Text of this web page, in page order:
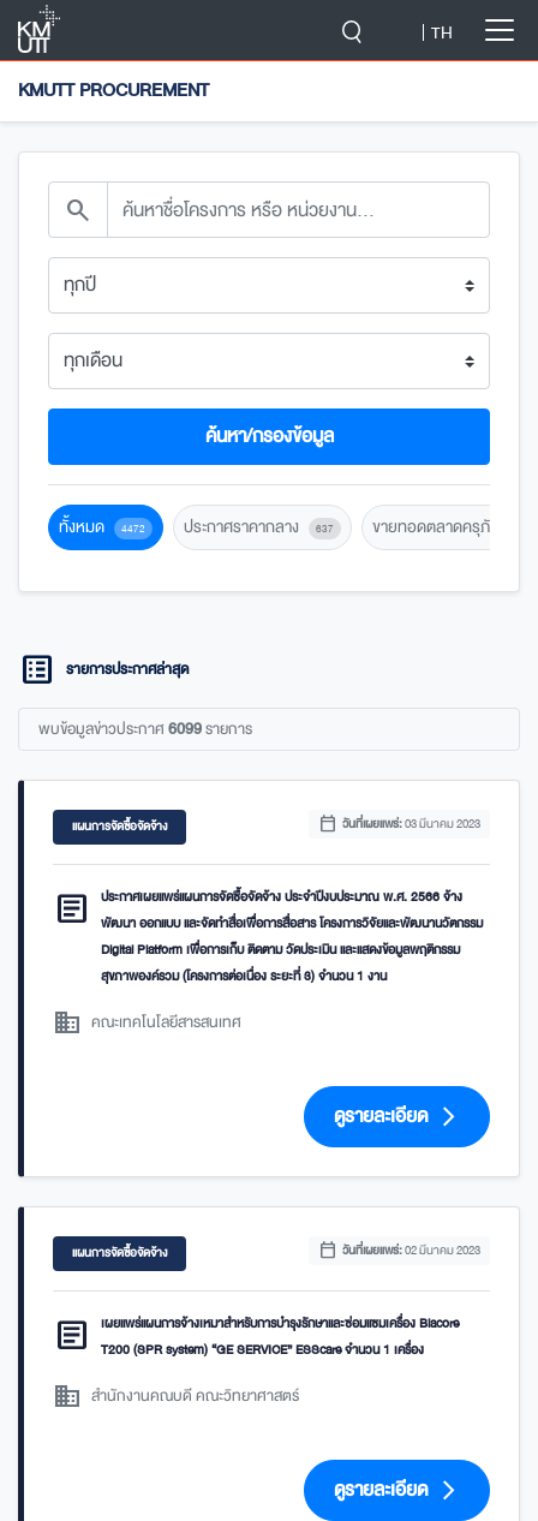
TH
KMUTT PROCUREMENT
search
ค้นหา/กรองข้อมูล
ทั้งหมด 4472 ประกาศราคากลาง 637 ขายทอดตลาดครุภัณฑ์
list_alt รายการประกาศล่าสุด
พบข้อมูลข่าวประกาศ6099รายการ
แผนการจัดซื้อจัดจ้าง calendar_today วันที่เผยแพร่:03 มีนาคม 2023
article
ประกาศเผยแพร่แผนการจัดซื้อจัดจ้าง ประจำปีงบประมาณ พ.ศ. 2566 จ้าง
พัฒนา ออกแบบ และจัดทำสื่อเพื่อการสื่อสาร โครงการวิจัยและพัฒนานวัตกรรม
Digital Platform เพื่อการเก็บ ติดตาม วัดประเมิน และแสดงข้อมูลพฤติกรรม
สุขภาพองค์รวม (โครงการต่อเนื่อง ระยะที่ 3) จำนวน 1 งาน
domain คณะเทคโนโลยีสารสนเทศ
ดูรายละเอียด arrow_forward_ios
แผนการจัดซื้อจัดจ้าง calendar_today วันที่เผยแพร่:02 มีนาคม 2023
article
เผยแพร่แผนการจ้างเหมาสำหรับการบำรุงรักษาและซ่อมแซมเครื่อง Biacore
T200 (SPR system) “GE SERVICE” ESScare จำนวน 1 เครื่อง
domain สำนักงานคณบดี คณะวิทยาศาสตร์
ดูรายละเอียด arrow_forward_ios